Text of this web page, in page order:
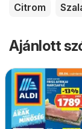
Citrom
Ajánlott